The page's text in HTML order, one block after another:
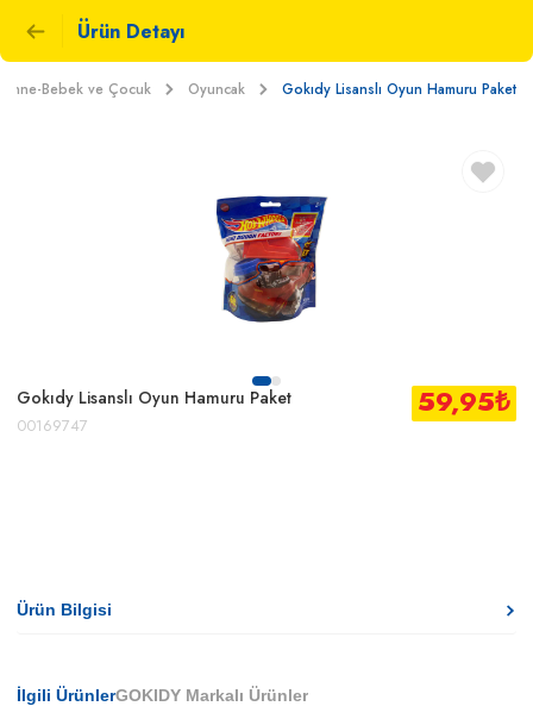
Ürün Detayı
Anne-Bebek ve Çocuk Oyuncak Gokıdy Lisanslı Oyun Hamuru Paket
Gokıdy Lisanslı Oyun Hamuru Paket
00169747
59,95₺
Ürün Bilgisi
İlgili ÜrünlerGOKIDY Markalı Ürünler